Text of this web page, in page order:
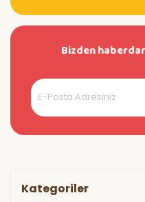
Bizden
Kategoriler